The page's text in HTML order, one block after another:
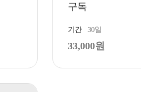
구독
기간 30일
33,000원